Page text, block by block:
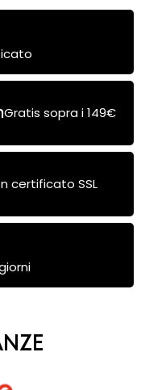
Gratis sopra i 149€
certificato SSL